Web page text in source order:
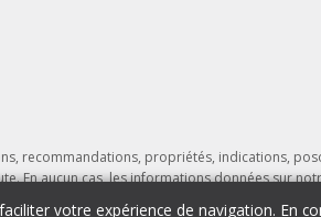
recommandations, propriétés, indications,
En aucun cas, les informations données sur
le cas, nous ne saurions être tenus pour
votre expérience de navigation. En